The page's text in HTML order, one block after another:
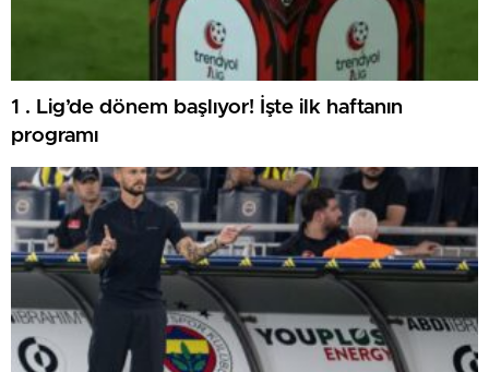
1 . Lig’de dönem başlıyor! İşte ilk haftanın
programı